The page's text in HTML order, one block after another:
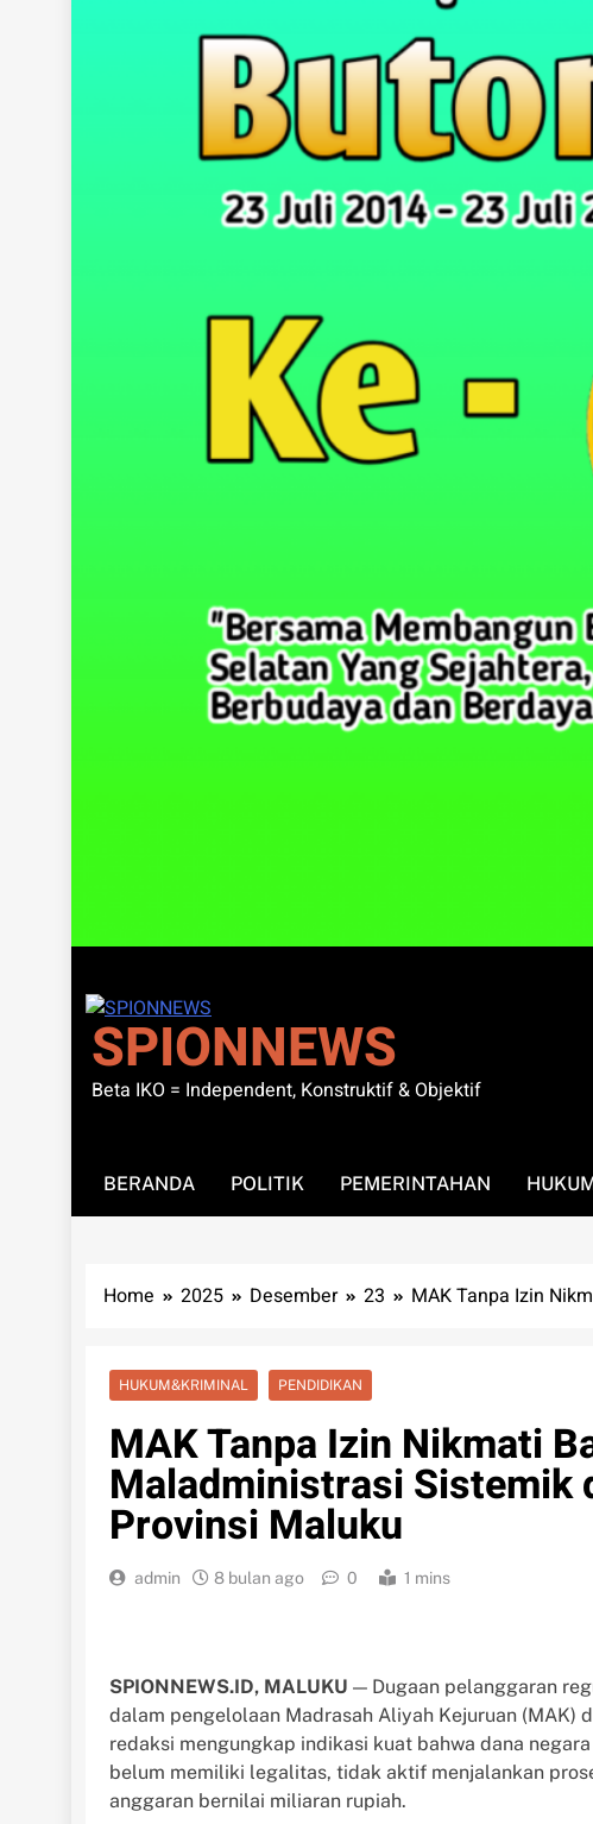
SPIONNEWS
Beta IKO = Independent, Konstruktif & Objektif
BERANDA POLITIK PEMERINTAHAN
Home 2025 Desember 23 MAK Tanpa Izin
HUKUM&KRIMINAL PENDIDIKAN
MAK Tanpa Izin Nikmati
Maladministrasi Sistemik
Provinsi Maluku
admin 8 bulan ago 0 1 mins
SPIONNEWS.ID, MALUKU — Dugaan pelanggaran
dalam pengelolaan Madrasah Aliyah Kejuruan (MAK)
redaksi mengungkap indikasi kuat bahwa dana
belum memiliki legalitas, tidak aktif menjalankan
anggaran bernilai miliaran rupiah.